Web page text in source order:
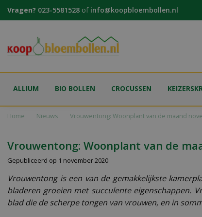
naar
Home Nieuws Vrouwentong: Woonplant van de maand
Vragen? 023-5581528 of info@koopbloembollen.nl
ALLIUM BIO BOLLEN CROCUSSEN
Vrouwentong: Woonplant van de
Gepubliceerd op 1 november 2020
Vrouwentong is een van de gemakkelijkste
bladeren groeien met succulente eigenschappen.
blad die de scherpe tongen van vrouwen, en in